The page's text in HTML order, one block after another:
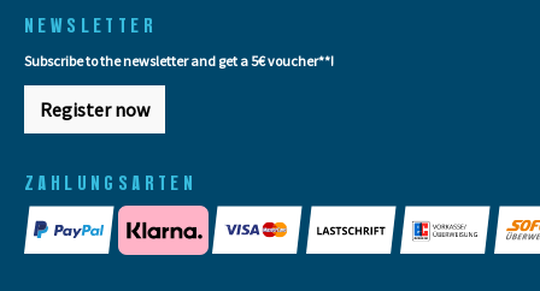
NEWSLETTER
Subscribe to the newsletter and get a 5€ voucher**!
Register now
ZAHLUNGSARTEN